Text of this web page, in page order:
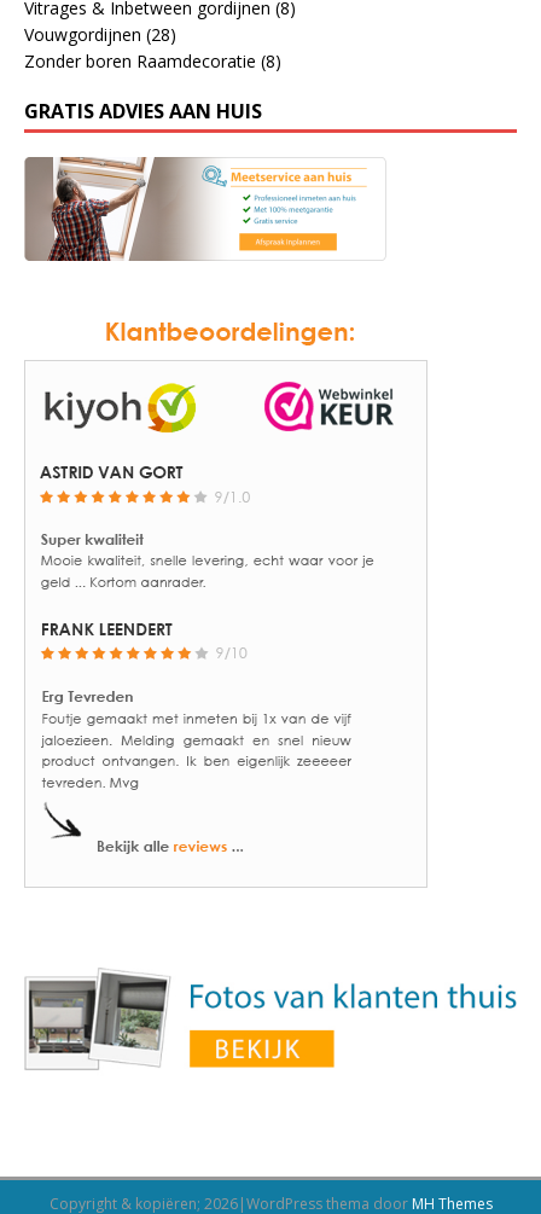
Vitrages & Inbetween gordijnen (8)
Vouwgordijnen (28)
Zonder boren Raamdecoratie (8)
GRATIS ADVIES AAN HUIS
Copyright & kopiëren; 2026|WordPress thema door MH Themes